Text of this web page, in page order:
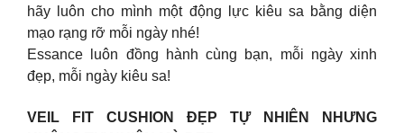
hãy luôn cho mình một động lực kiêu sa bằng diện
mạo rạng rỡ mỗi ngày nhé!
Essance luôn đồng hành cùng bạn, mỗi ngày xinh
đẹp, mỗi ngày kiêu sa!
VEIL FIT CUSHION ĐẸP TỰ NHIÊN NHƯNG